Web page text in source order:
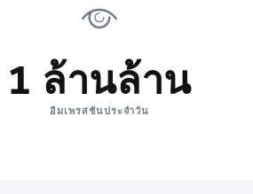
1 ล้านล้าน
อิมเพรสชันประจำวัน